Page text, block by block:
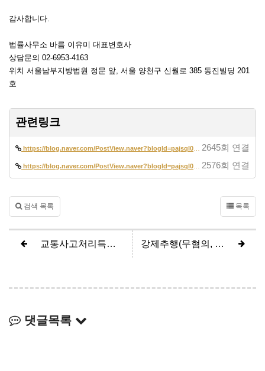
감사합니다.
법률사무소 바름 이유미 대표변호사
상담문의 02-6953-4163
위치 서울남부지방법원 정문 앞, 서울 양천구 신월로 385 동진빌딩 201
호
관련링크
https://blog.naver.com/PostView.naver?blogId=pajsql02&logNo=2235262265… 2645회 연결
https://blog.naver.com/PostView.naver?blogId=pajsql02&logNo=2230925579… 2576회 연결
검색 목록 목록
교통사고처리특례법위반 치상 (공소기각) 강제추행(무혐의, 혐의없음 처분)
댓글목록